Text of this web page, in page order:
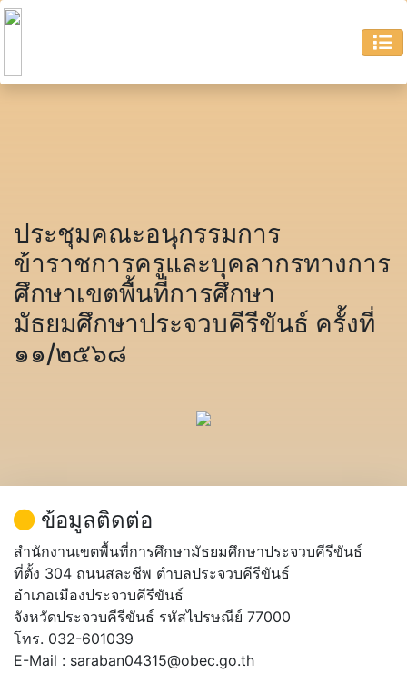
ประชุมคณะอนุกรรมการ
ข้าราชการครูและบุคลากรทางการ
ศึกษาเขตพื้นที่การศึกษา
มัธยมศึกษาประจวบคีรีขันธ์ ครั้งที่
๑๑/๒๕๖๘
ข้อมูลติดต่อ
สำนักงานเขตพื้นที่การศึกษามัธยมศึกษาประจวบคีรีขันธ์
ที่ตั้ง 304 ถนนสละชีพ ตำบลประจวบคีรีขันธ์
อำเภอเมืองประจวบคีรีขันธ์
จังหวัดประจวบคีรีขันธ์ รหัสไปรษณีย์ 77000
โทร. 032-601039
E-Mail : saraban04315@obec.go.th